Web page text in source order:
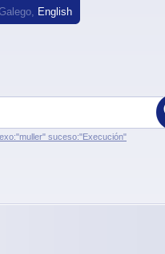
, English
suceso:"Execución"